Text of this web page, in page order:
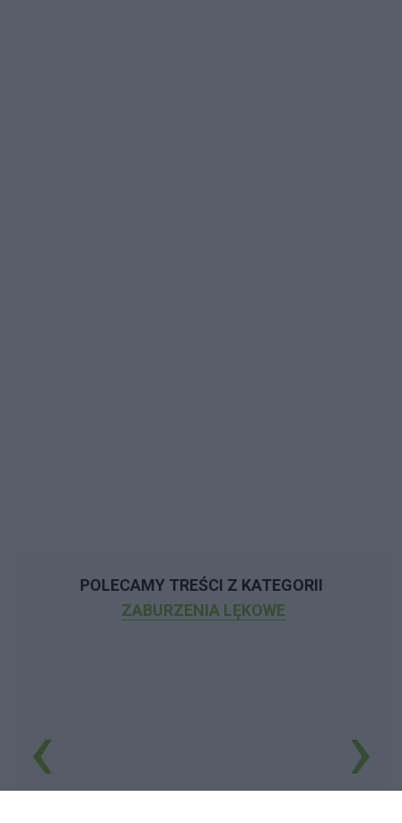
POLECAMY TREŚCI Z KATEGORII
ZABURZENIA LĘKOWE
‹ ›